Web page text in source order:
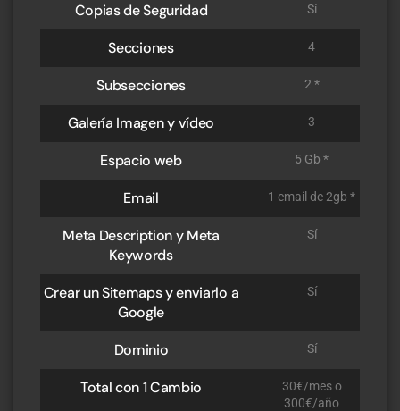
Copias de Seguridad Sí
Secciones 4
Subsecciones 2 *
Galería Imagen y vídeo 3
Espacio web 5 Gb *
Email 1 email de 2gb *
Meta Description y Meta
Keywords
Sí
Crear un Sitemaps y enviarlo a
Google
Sí
Dominio Sí
Total con 1 Cambio
30€/mes o
300€/año